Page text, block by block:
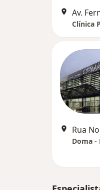
Clínica
Rua
Doma -